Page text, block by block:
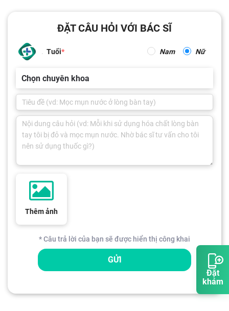
Đặt
khám
ĐẶT CÂU HỎI VỚI BÁC SĨ
Tuổi Nam Nữ
Chọn chuyên khoa
Thêm ảnh
* Câu trả lời của bạn sẽ được hiển thị công khai
GỬI